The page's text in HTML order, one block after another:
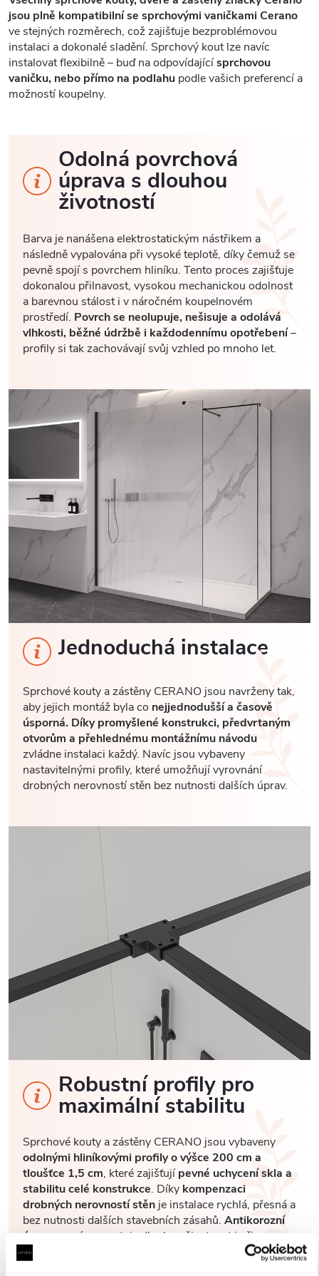
jsou plně kompatibilní se sprchovými vaničkami Cerano
ve stejných rozměrech, což zajišťuje bezproblémovou
instalaci a dokonalé sladění. Sprchový kout lze navíc
instalovat flexibilně – buď na odpovídajícísprchovou
vaničku, nebo přímo na podlahu podle vašich preferencí a
možností koupelny.
Odolná povrchová
úprava s dlouhou
životností
Barva je nanášena elektrostatickým nástřikem a
následně vypalována při vysoké teplotě, díky čemuž se
pevně spojí s povrchem hliníku. Tento proces zajišťuje
dokonalou přilnavost, vysokou mechanickou odolnost
a barevnou stálost i v náročném koupelnovém
prostředí. Povrch se neolupuje, nešisuje a odolává
vlhkosti, běžné údržbě i každodennímu opotřebení–
profily si tak zachovávají svůj vzhled po mnoho let.
Jednoduchá instalace
Sprchové kouty a zástěny CERANO jsou navrženy tak,
aby jejich montáž byla co nejjednodušší a časově
úsporná. Díky promyšlené konstrukci, předvrtaným
otvorům a přehlednému montážnímu návodu
zvládne instalaci každý. Navíc jsou vybaveny
nastavitelnými profily, které umožňují vyrovnání
drobných nerovností stěn bez nutnosti dalších úprav.
Robustní profily pro
maximální stabilitu
Sprchové kouty a zástěny CERANO jsou vybaveny
odolnými hliníkovými profily o výšce 200 cm a
tloušťce 1,5 cm, které zajišťujípevné uchycení skla a
stabilitu celé konstrukce. Díky kompenzaci
drobných nerovností stěnje instalace rychlá, přesná a
bez nutnosti dalších stavebních zásahů. Antikorozní
úpravanavíc garantuje dlouhou životnost i při
každodenním používání v náročném koupelnovém